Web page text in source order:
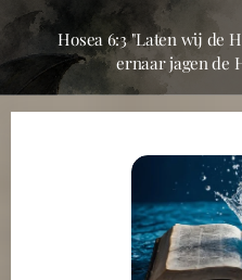
Hosea 6:3 "Laten wij de
ernaar jagen de